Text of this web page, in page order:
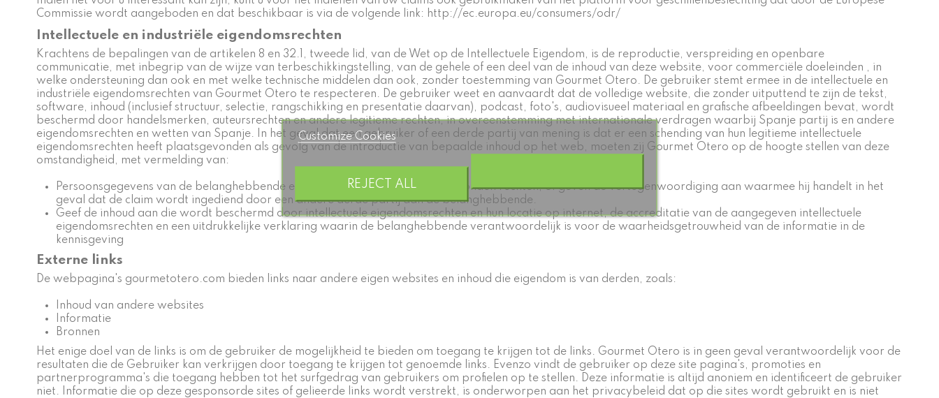
Commissie wordt aangeboden en dat beschikbaar is via de volgende link: http://ec.europa.eu/consumers/odr/
Intellectuele en industriële eigendomsrechten
Krachtens de bepalingen van de artikelen 8 en 32.1, tweede lid, van de Wet op de Intellectuele Eigendom, is de reproductie, verspreiding en openbare
communicatie, met inbegrip van de wijze van terbeschikkingstelling, van de gehele of een deel van de inhoud van deze website, voor commerciële doeleinden , in
welke ondersteuning dan ook en met welke technische middelen dan ook, zonder toestemming van Gourmet Otero. De gebruiker stemt ermee in de intellectuele en
industriële eigendomsrechten van Gourmet Otero te respecteren. De gebruiker weet en aanvaardt dat de volledige website, die zonder uitputtend te zijn de tekst,
software, inhoud (inclusief structuur, selectie, rangschikking en presentatie daarvan), podcast, foto's, audiovisueel materiaal en grafische afbeeldingen bevat, wordt
beschermd door handelsmerken, auteursrechten en andere legitieme rechten, in overeenstemming met internationale verdragen waarbij Spanje partij is en andere
eigendomsrechten en wetten van Spanje. In het geval dat een gebruiker of een derde partij van mening is dat er een schending van hun legitieme intellectuele
eigendomsrechten heeft plaatsgevonden als gevolg van de introductie van bepaalde inhoud op het web, moeten zij Gourmet Otero op de hoogte stellen van deze
omstandigheid, met vermelding van:
Persoonsgegevens van de belanghebbende eigenaar van de vermeend geschonden rechten, of geven de vertegenwoordiging aan waarmee hij handelt in het
geval dat de claim wordt ingediend door een andere derde partij dan de belanghebbende.
Geef de inhoud aan die wordt beschermd door intellectuele eigendomsrechten en hun locatie op internet, de accreditatie van de aangegeven intellectuele
eigendomsrechten en een uitdrukkelijke verklaring waarin de belanghebbende verantwoordelijk is voor de waarheidsgetrouwheid van de informatie in de
kennisgeving
Externe links
De webpagina's gourmetotero.com bieden links naar andere eigen websites en inhoud die eigendom is van derden, zoals:
Inhoud van andere websites
Informatie
Bronnen
Het enige doel van de links is om de gebruiker de mogelijkheid te bieden om toegang te krijgen tot de links. Gourmet Otero is in geen geval verantwoordelijk voor de
resultaten die de Gebruiker kan verkrijgen door toegang te krijgen tot genoemde links. Evenzo vindt de gebruiker op deze site pagina's, promoties en
partnerprogramma's die toegang hebben tot het surfgedrag van gebruikers om profielen op te stellen. Deze informatie is altijd anoniem en identificeert de gebruiker
niet. Informatie die op deze gesponsorde sites of gelieerde links wordt verstrekt, is onderworpen aan het privacybeleid dat op die sites wordt gebruikt en is niet
Customize Cookies
REJECT ALL